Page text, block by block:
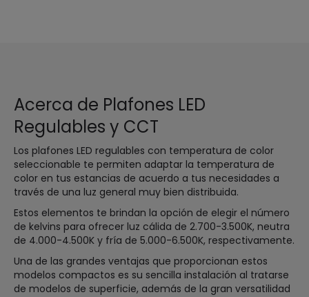
Acerca de Plafones LED
Regulables y CCT
Los plafones LED regulables con temperatura de color
seleccionable te permiten adaptar la temperatura de
color en tus estancias de acuerdo a tus necesidades a
través de una luz general muy bien distribuida.
Estos elementos te brindan la opción de elegir el número
de kelvins para ofrecer luz cálida de 2.700-3.500K, neutra
de 4.000-4.500K y fría de 5.000-6.500K, respectivamente.
Una de las grandes ventajas que proporcionan estos
modelos compactos es su sencilla instalación al tratarse
de modelos de superficie, además de la gran versatilidad